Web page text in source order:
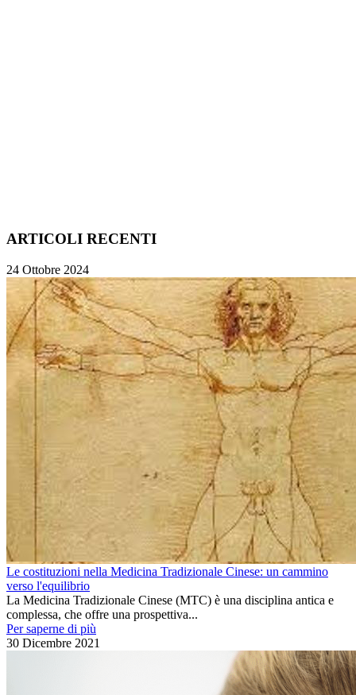
ARTICOLI RECENTI
24 Ottobre 2024
Le costituzioni nella Medicina Tradizionale Cinese: un cammino
verso l'equilibrio
La Medicina Tradizionale Cinese (MTC) è una disciplina antica e
complessa, che offre una prospettiva...
Per saperne di più
30 Dicembre 2021